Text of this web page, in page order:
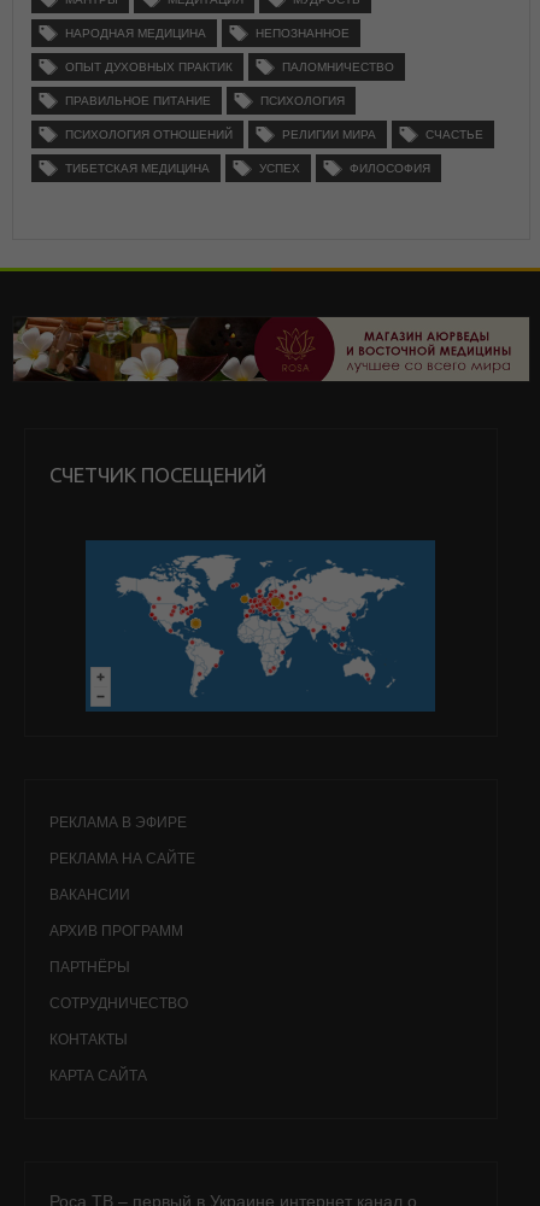
НАРОДНАЯ МЕДИЦИНА НЕПОЗНАННОЕ
ОПЫТ ДУХОВНЫХ ПРАКТИК ПАЛОМНИЧЕСТВО
ПРАВИЛЬНОЕ ПИТАНИЕ ПСИХОЛОГИЯ
ПСИХОЛОГИЯ ОТНОШЕНИЙ РЕЛИГИИ МИРА СЧАСТЬЕ
ТИБЕТСКАЯ МЕДИЦИНА УСПЕХ ФИЛОСОФИЯ
СЧЕТЧИК ПОСЕЩЕНИЙ
РЕКЛАМА В ЭФИРЕ
РЕКЛАМА НА САЙТЕ
ВАКАНСИИ
АРХИВ ПРОГРАММ
ПАРТНЁРЫ
СОТРУДНИЧЕСТВО
КОНТАКТЫ
КАРТА САЙТА
Роса ТВ – первый в Украине интернет канал о